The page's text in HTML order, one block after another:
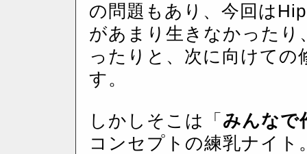
の問題もあり、今回は
があまり生きなかった
ったりと、次に向けて
す。
しかしそこは「 みんなで
コンセプトの練乳ナイ